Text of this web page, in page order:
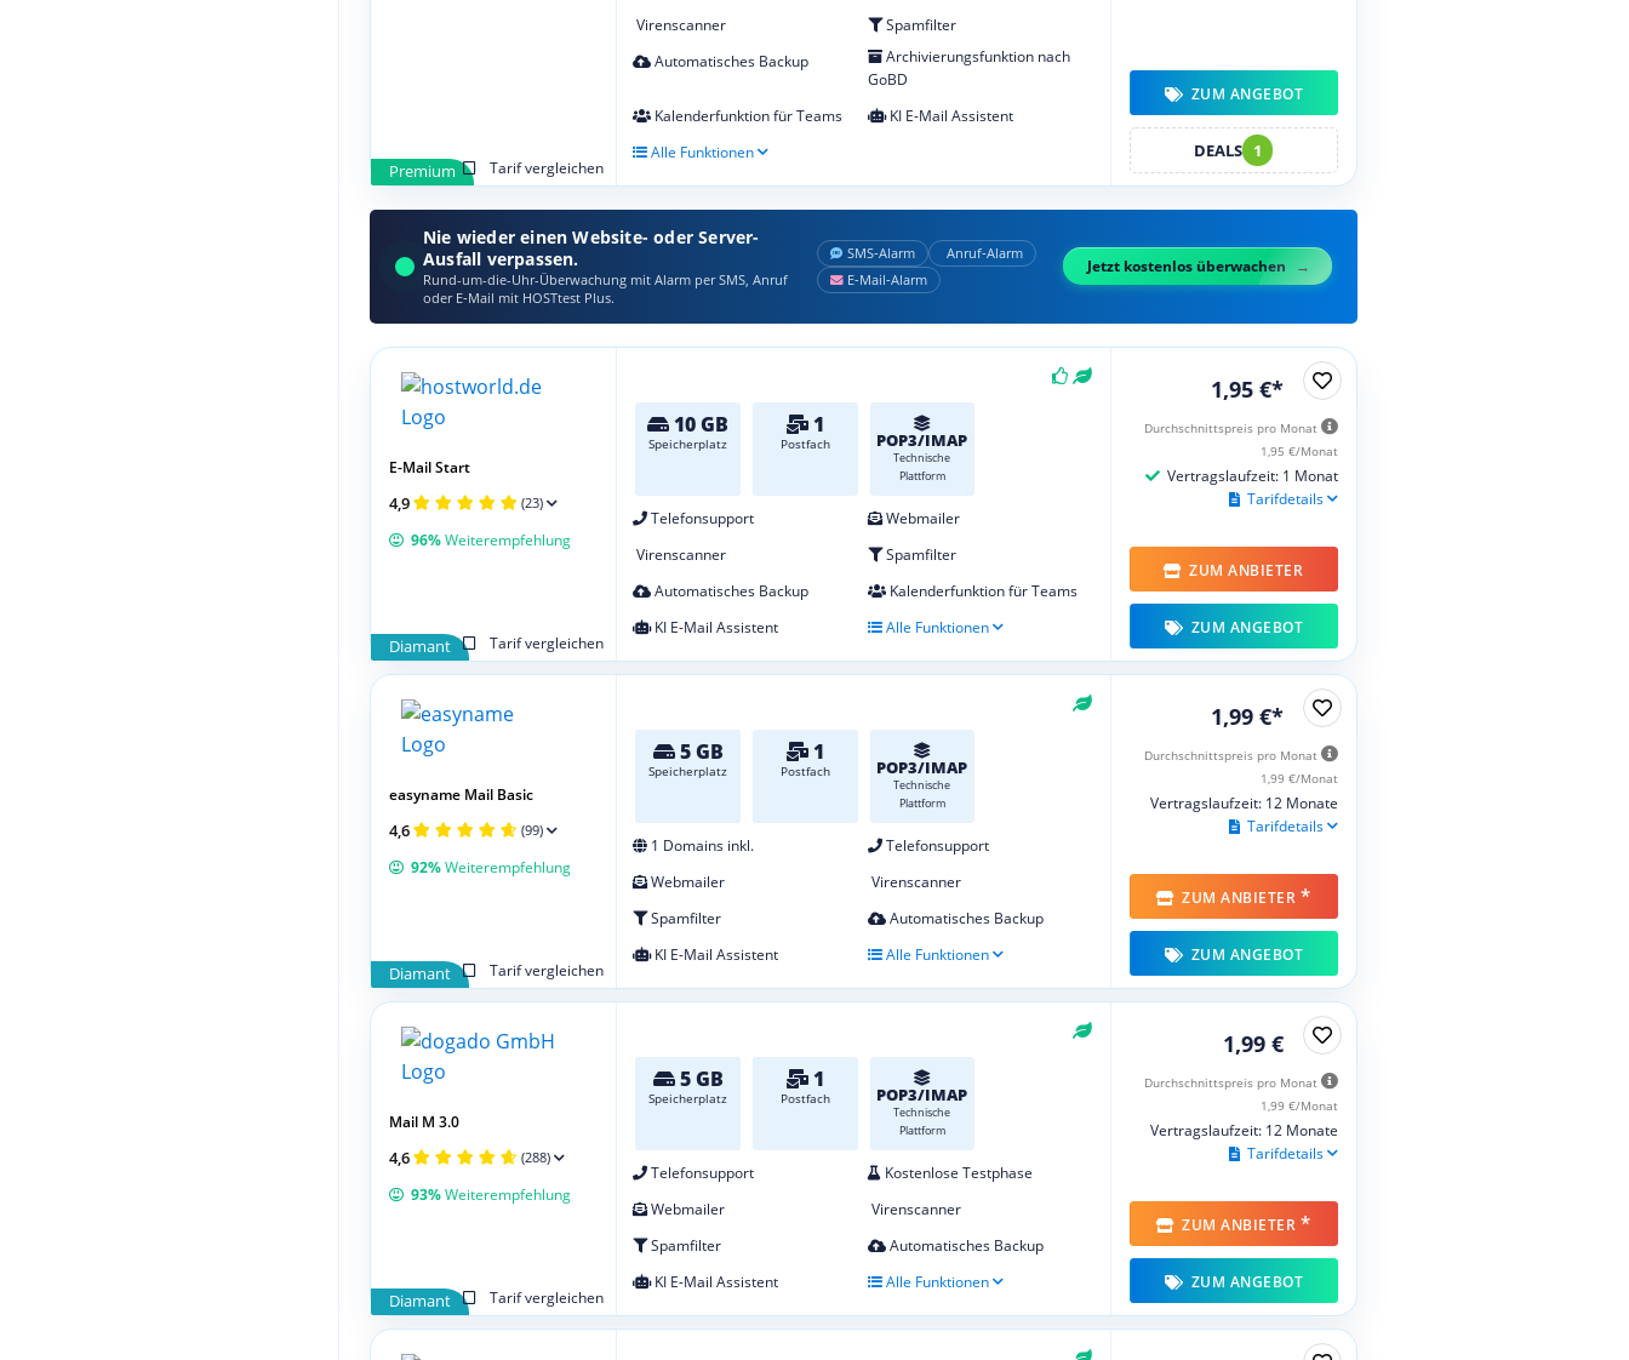
Virenscanner
Spamfilter
Automatisches Backup
Archivierungsfunktion nach
GoBD
Kalenderfunktion für Teams
KI E-Mail Assistent
Alle Funktionen
Premium
Tarif vergleichen
ZUM ANGEBOT
DEALS 1
Nie wieder einen Website- oder Server-
Ausfall verpassen.
Rund-um-die-Uhr-Überwachung mit Alarm per SMS, Anruf
oder E‑Mail mit HOSTtest Plus.
SMS‑Alarm
Anruf‑Alarm
E‑Mail‑Alarm
Jetzt kostenlos überwachen
10 GB
Speicherplatz
1
Postfach POP3/IMAP
Technische
Plattform
Telefonsupport
Webmailer
Virenscanner
Spamfilter
Automatisches Backup
Kalenderfunktion für Teams
KI E-Mail Assistent
Alle Funktionen
Diamant
Tarif vergleichen
E-Mail Start
4,9 (23)
96%Weiterempfehlung
1,95 €*
Durchschnittspreis pro Monat
1,95 €/Monat
Vertragslaufzeit: 1 Monat
Tarifdetails
ZUM ANBIETER
ZUM ANGEBOT
5 GB
Speicherplatz
1
Postfach POP3/IMAP
Technische
Plattform
1 Domains inkl.
Telefonsupport
Webmailer
Virenscanner
Spamfilter
Automatisches Backup
KI E-Mail Assistent
Alle Funktionen
Diamant
Tarif vergleichen
easyname Mail Basic
4,6 (99)
92%Weiterempfehlung
1,99 €*
Durchschnittspreis pro Monat
1,99 €/Monat
Vertragslaufzeit: 12 Monate
Tarifdetails
ZUM ANBIETER *
ZUM ANGEBOT
5 GB
Speicherplatz
1
Postfach POP3/IMAP
Technische
Plattform
Telefonsupport
Kostenlose Testphase
Webmailer
Virenscanner
Spamfilter
Automatisches Backup
KI E-Mail Assistent
Alle Funktionen
Diamant
Tarif vergleichen
Mail M 3.0
4,6 (288)
93%Weiterempfehlung
1,99 €
Durchschnittspreis pro Monat
1,99 €/Monat
Vertragslaufzeit: 12 Monate
Tarifdetails
ZUM ANBIETER *
ZUM ANGEBOT